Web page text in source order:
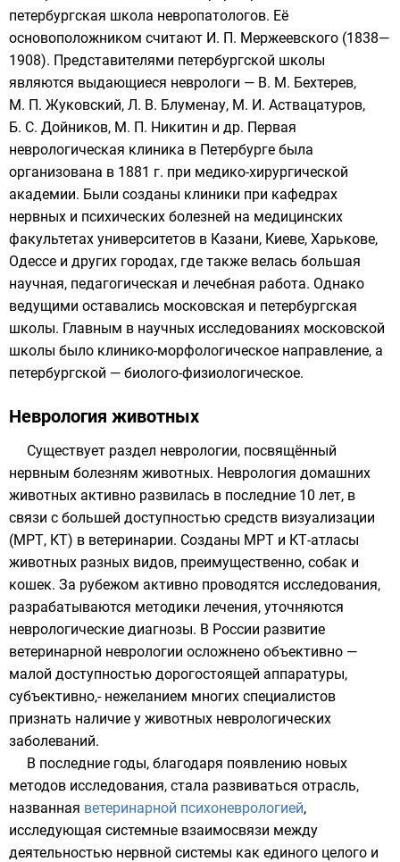
петербургская школа невропатологов. Её
основоположником считают И. П. Мержеевского (1838—
1908). Представителями петербургской школы
являются выдающиеся неврологи — В. М. Бехтерев,
М. П. Жуковский, Л. В. Блуменау, М. И. Аствацатуров,
Б. С. Дойников, М. П. Никитин и др. Первая
неврологическая клиника в Петербурге была
организована в 1881 г. при медико-хирургической
академии. Были созданы клиники при кафедрах
нервных и психических болезней на медицинских
факультетах университетов в Казани, Киеве, Харькове,
Одессе и других городах, где также велась большая
научная, педагогическая и лечебная работа. Однако
ведущими оставались московская и петербургская
школы. Главным в научных исследованиях московской
школы было клинико-морфологическое направление, а
петербургской — биолого-физиологическое.
Неврология животных
Существует раздел неврологии, посвящённый
нервным болезням животных. Неврология домашних
животных активно развилась в последние 10 лет, в
связи с большей доступностью средств визуализации
(МРТ, КТ) в ветеринарии. Созданы МРТ и КТ-атласы
животных разных видов, преимущественно, собак и
кошек. За рубежом активно проводятся исследования,
разрабатываются методики лечения, уточняются
неврологические диагнозы. В России развитие
ветеринарной неврологии осложнено объективно —
малой доступностью дорогостоящей аппаратуры,
субъективно,- нежеланием многих специалистов
признать наличие у животных неврологических
заболеваний.
В последние годы, благодаря появлению новых
методов исследования, стала развиваться отрасль,
названная ветеринарной психоневрологией,
исследующая системные взаимосвязи между
деятельностью нервной системы как единого целого и